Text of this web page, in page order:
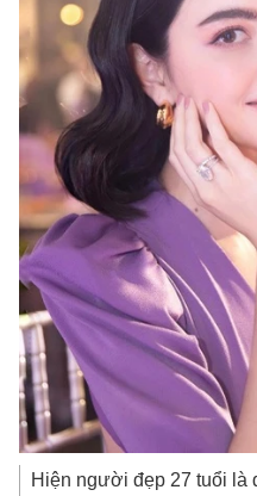
Hiện người đẹp 27 tuổi là